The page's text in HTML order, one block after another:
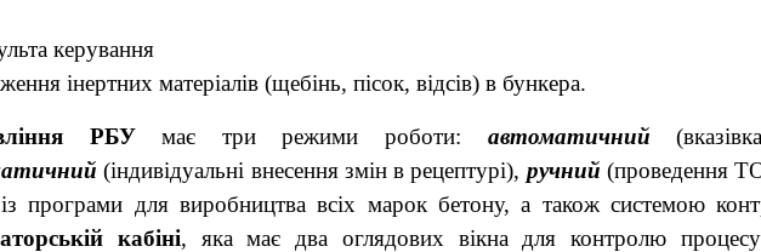
керування
інертних матеріалів (щебінь, пісок, відсів) в бункера.
РБУмає три режими роботи: автоматичний
(індивідуальні внесення змін в рецептурі), ручний (проведення
програми для виробництва всіх марок бетону, а також системою
кабіні, яка має два оглядових вікна для контролю